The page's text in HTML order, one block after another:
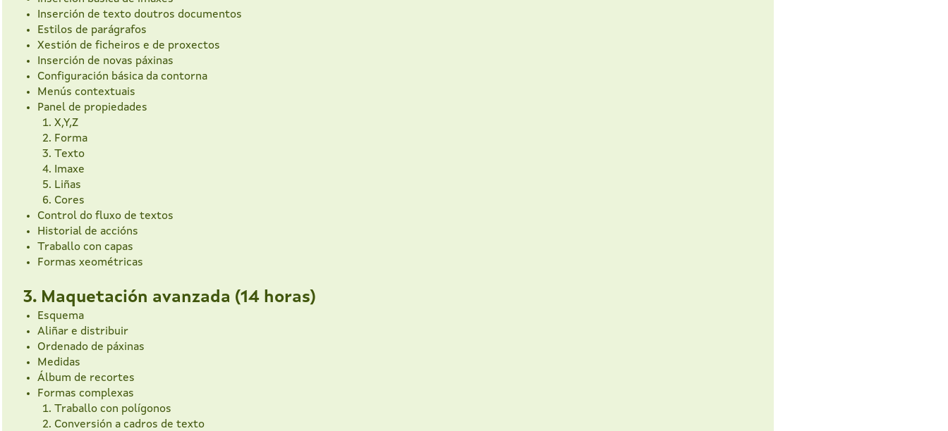
Inserción de texto doutros documentos
Estilos de parágrafos
Xestión de ficheiros e de proxectos
Inserción de novas páxinas
Configuración básica da contorna
Menús contextuais
Panel de propiedades
X,Y,Z
Forma
Texto
Imaxe
Liñas
Cores
Control do fluxo de textos
Historial de accións
Traballo con capas
Formas xeométricas
3. Maquetación avanzada (14 horas)
Esquema
Aliñar e distribuir
Ordenado de páxinas
Medidas
Álbum de recortes
Formas complexas
Traballo con polígonos
Conversión a cadros de texto